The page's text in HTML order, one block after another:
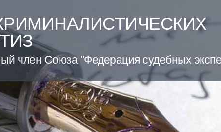
член Союза "Федерация судебных